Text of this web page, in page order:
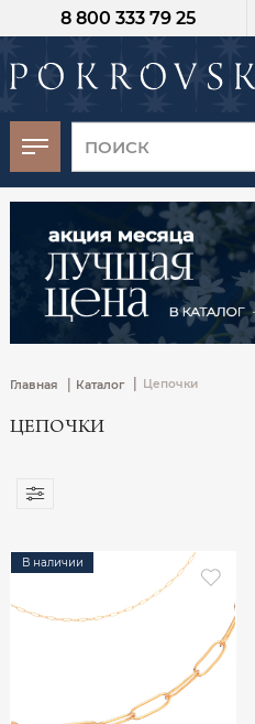
8 800 333 79 25
Главная | Каталог Цепочки
ЦЕПОЧКИ
В наличии
-30%
от 15 дней с
момента оплаты